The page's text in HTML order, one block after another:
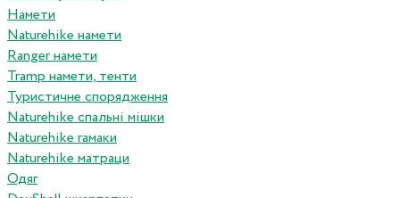
Намети
Naturehike намети
Ranger намети
Tramp намети, тенти
Туристичне спорядження
Naturehike спальні мішки
Naturehike гамаки
Naturehike матраци
Одяг